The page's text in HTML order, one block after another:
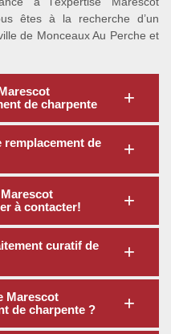
êtes à la recherche d’un
de Monceaux Au Perche et
de charpente
remplacement de
à contacter!
curatif de
Marescot
de charpente ?